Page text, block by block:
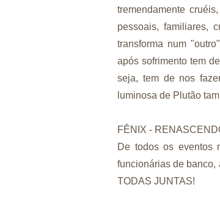
tremendamente
pessoais, familiares,
transforma num
após sofrimento tem
seja, tem de nos
luminosa de Plutão
FÊNIX -
De todos os eventos
funcionárias de banco,
TODAS JUNTAS!